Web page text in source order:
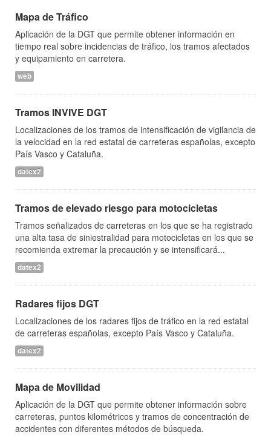
Mapa de Tráfico
Aplicación de la DGT que permite obtener información en
tiempo real sobre incidencias de tráfico, los tramos afectados
y equipamiento en carretera.
web
Tramos INVIVE DGT
Localizaciones de los tramos de intensificación de vigilancia de
la velocidad en la red estatal de carreteras españolas, excepto
País Vasco y Cataluña.
datex2
Tramos de elevado riesgo para motocicletas
Tramos señalizados de carreteras en los que se ha registrado
una alta tasa de siniestralidad para motocicletas en los que se
recomienda extremar la precaución y se intensificará...
datex2
Radares fijos DGT
Localizaciones de los radares fijos de tráfico en la red estatal
de carreteras españolas, excepto País Vasco y Cataluña.
datex2
Mapa de Movilidad
Aplicación de la DGT que permite obtener información sobre
carreteras, puntos kilométricos y tramos de concentración de
accidentes con diferentes métodos de búsqueda.